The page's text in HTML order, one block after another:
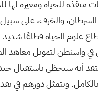
للحياة ومغيرة لها
قطاع علوم الحياة قطاعًا
واشنطن لتمويل معاهد
بالكامل. ويتمثل دورهم في